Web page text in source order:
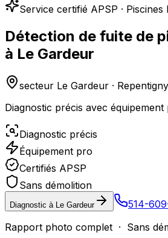
Service certifié APSP · Piscines
Détection de fuite de
à Le Gardeur
secteur Le Gardeur ·
Diagnostic précis avec
Diagnostic précis
Équipement pro
Certifiés APSP
Sans démolition
Diagnostic à Le Gardeur
514-
Rapport photo complet · Sans